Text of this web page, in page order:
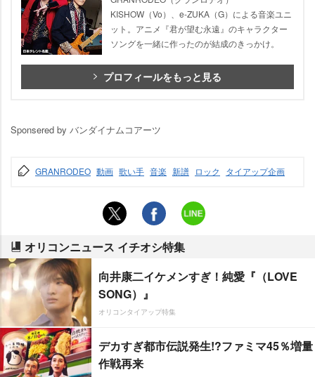
KISHOW（Vo）、e-ZUKA（G）による音楽ユニ
ット。アニメ『君が望む永遠』のキャラクター
ソングを一緒に作ったのが結成のきっかけ。
プロフィールをもっと見る
Sponsered by バンダイナムコアーツ
GRANRODEO 動画 歌い手 音楽 新譜 ロック タイアップ企画
オリコンニュース イチオシ特集
向井康二イケメンすぎ！純愛『（LOVE
SONG）』
オリコンタイアップ特集
デカすぎ都市伝説発生!?ファミマ45％増量
作戦再来